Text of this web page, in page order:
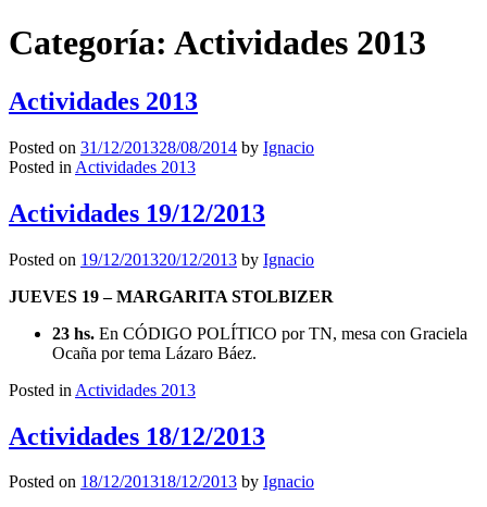
Categoría: Actividades 2013
Actividades 2013
Posted on 31/12/201328/08/2014 by Ignacio
Posted in Actividades 2013
Actividades 19/12/2013
Posted on 19/12/201320/12/2013 by Ignacio
JUEVES 19 – MARGARITA STOLBIZER
23 hs. En CÓDIGO POLÍTICO por TN, mesa con Graciela
Ocaña por tema Lázaro Báez.
Posted in Actividades 2013
Actividades 18/12/2013
Posted on 18/12/201318/12/2013 by Ignacio